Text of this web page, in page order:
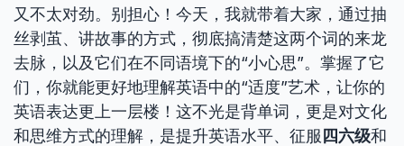
又不太对劲。别担心！今天，我就带着大家，通过抽
丝剥茧、讲故事的方式，彻底搞清楚这两个词的来龙
去脉，以及它们在不同语境下的“小心思”。掌握了它
们，你就能更好地理解英语中的“适度”艺术，让你的
英语表达更上一层楼！这不光是背单词，更是对文化
和思维方式的理解，是提升英语水平、征服 四六级和